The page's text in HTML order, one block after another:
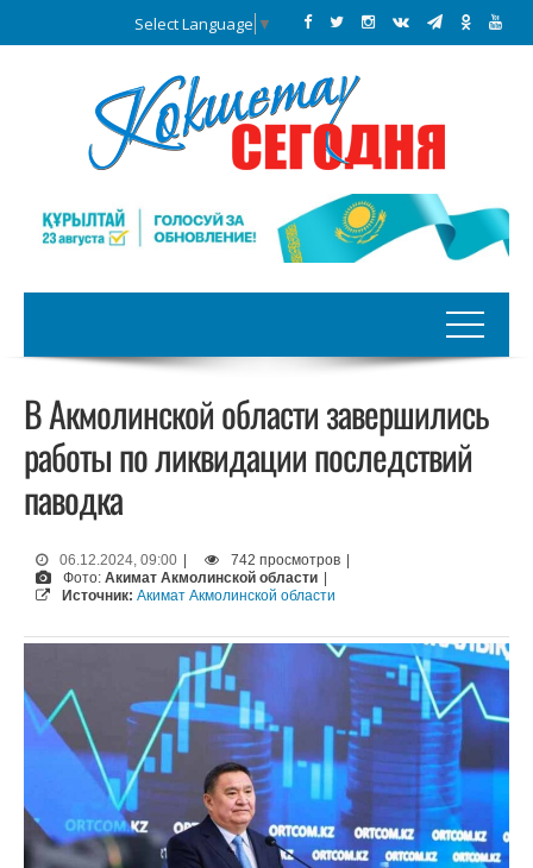
Select Language ▼
В Акмолинской области завершились
работы по ликвидации последствий
паводка
06.12.2024, 09:00 742 просмотров
Фото: Акимат Акмолинской области
Источник: Акимат Акмолинской области